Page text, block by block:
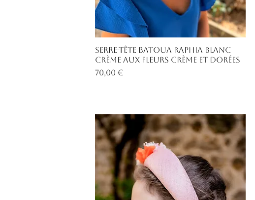
Aperçu rapide
Serre-tête Batoua raphia blanc
crème aux fleurs crème et dorées
Prix
70,00 €